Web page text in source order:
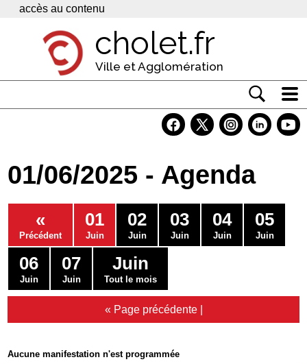
Panneau de gestion des cookies
accès au contenu
cholet.fr
Ville et Agglomération
Economie
Services
Contacts
01/06/2025 - Agenda
«
Précédent
01
Juin
02
Juin
03
Juin
04
Juin
05
Juin
06
Juin
07
Juin
Juin
Tout le mois
« Page précédente|
Aucune manifestation n'est programmée